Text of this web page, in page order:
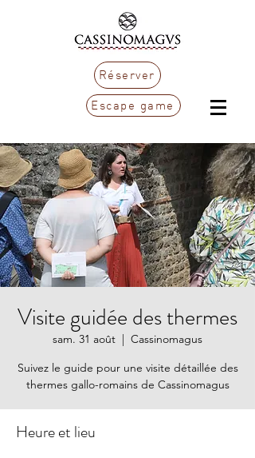
Réserver
Escape game
Visite guidée des thermes
sam. 31 août
  |
Cassinomagus
Suivez le guide pour une visite détaillée des
thermes gallo-romains de Cassinomagus
Heure et lieu